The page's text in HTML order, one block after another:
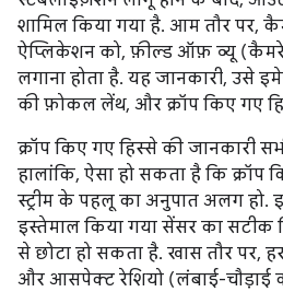
शामिल किया गया है. आम तौर पर,
ऐप्लिकेशन को, फ़ील्ड ऑफ़ व्यू (कैमरे
लगाना होता है. यह जानकारी, उसे
की फ़ोकल लेंथ, और क्रॉप किए गए
क्रॉप किए गए हिस्से की जानकारी
हालांकि, ऐसा हो सकता है कि
स्ट्रीम के पहलू का अनुपात अलग हो.
इस्तेमाल किया गया सेंसर का सटीक
से छोटा हो सकता है. खास तौर पर,
और आसपेक्ट रेशियो (लंबाई-चौड़ाई